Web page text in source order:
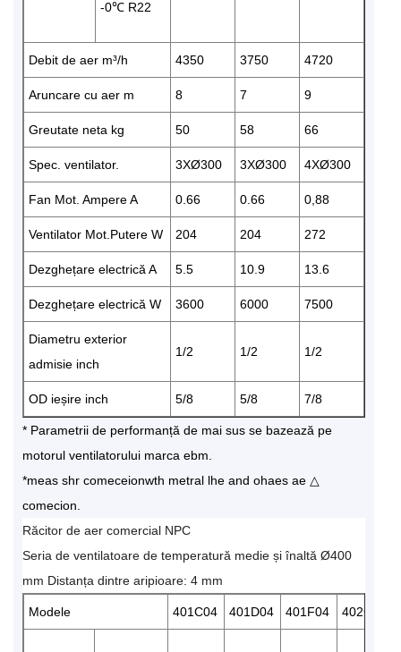
-0℃ R22
Debit de aer m³/h 4350 3750 4720
Aruncare cu aer m 8 7 9
Greutate neta kg 50 58 66
Spec. ventilator. 3XØ300 3XØ300 4XØ300
Fan Mot. Ampere A 0.66 0.66 0,88
Ventilator Mot.Putere W 204 204 272
Dezghețare electrică A 5.5 10.9 13.6
Dezghețare electrică W 3600 6000 7500
Diametru exterior
admisie inch
1/2 1/2 1/2
OD ieșire inch 5/8 5/8 7/8
* Parametrii de performanță de mai sus se bazează pe
motorul ventilatorului marca ebm.
*meas shr comeceionwth metral lhe and ohaes ae △
comecion.
Răcitor de aer comercial NPC
Seria de ventilatoare de temperatură medie și înaltă Ø400
mm Distanța dintre aripioare: 4 mm
Modele 401C04 401D04 401F04 402C04